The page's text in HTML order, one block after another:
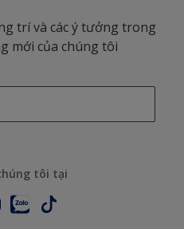
trí và các ý tưởng trong
mới của chúng tôi
tôi tại